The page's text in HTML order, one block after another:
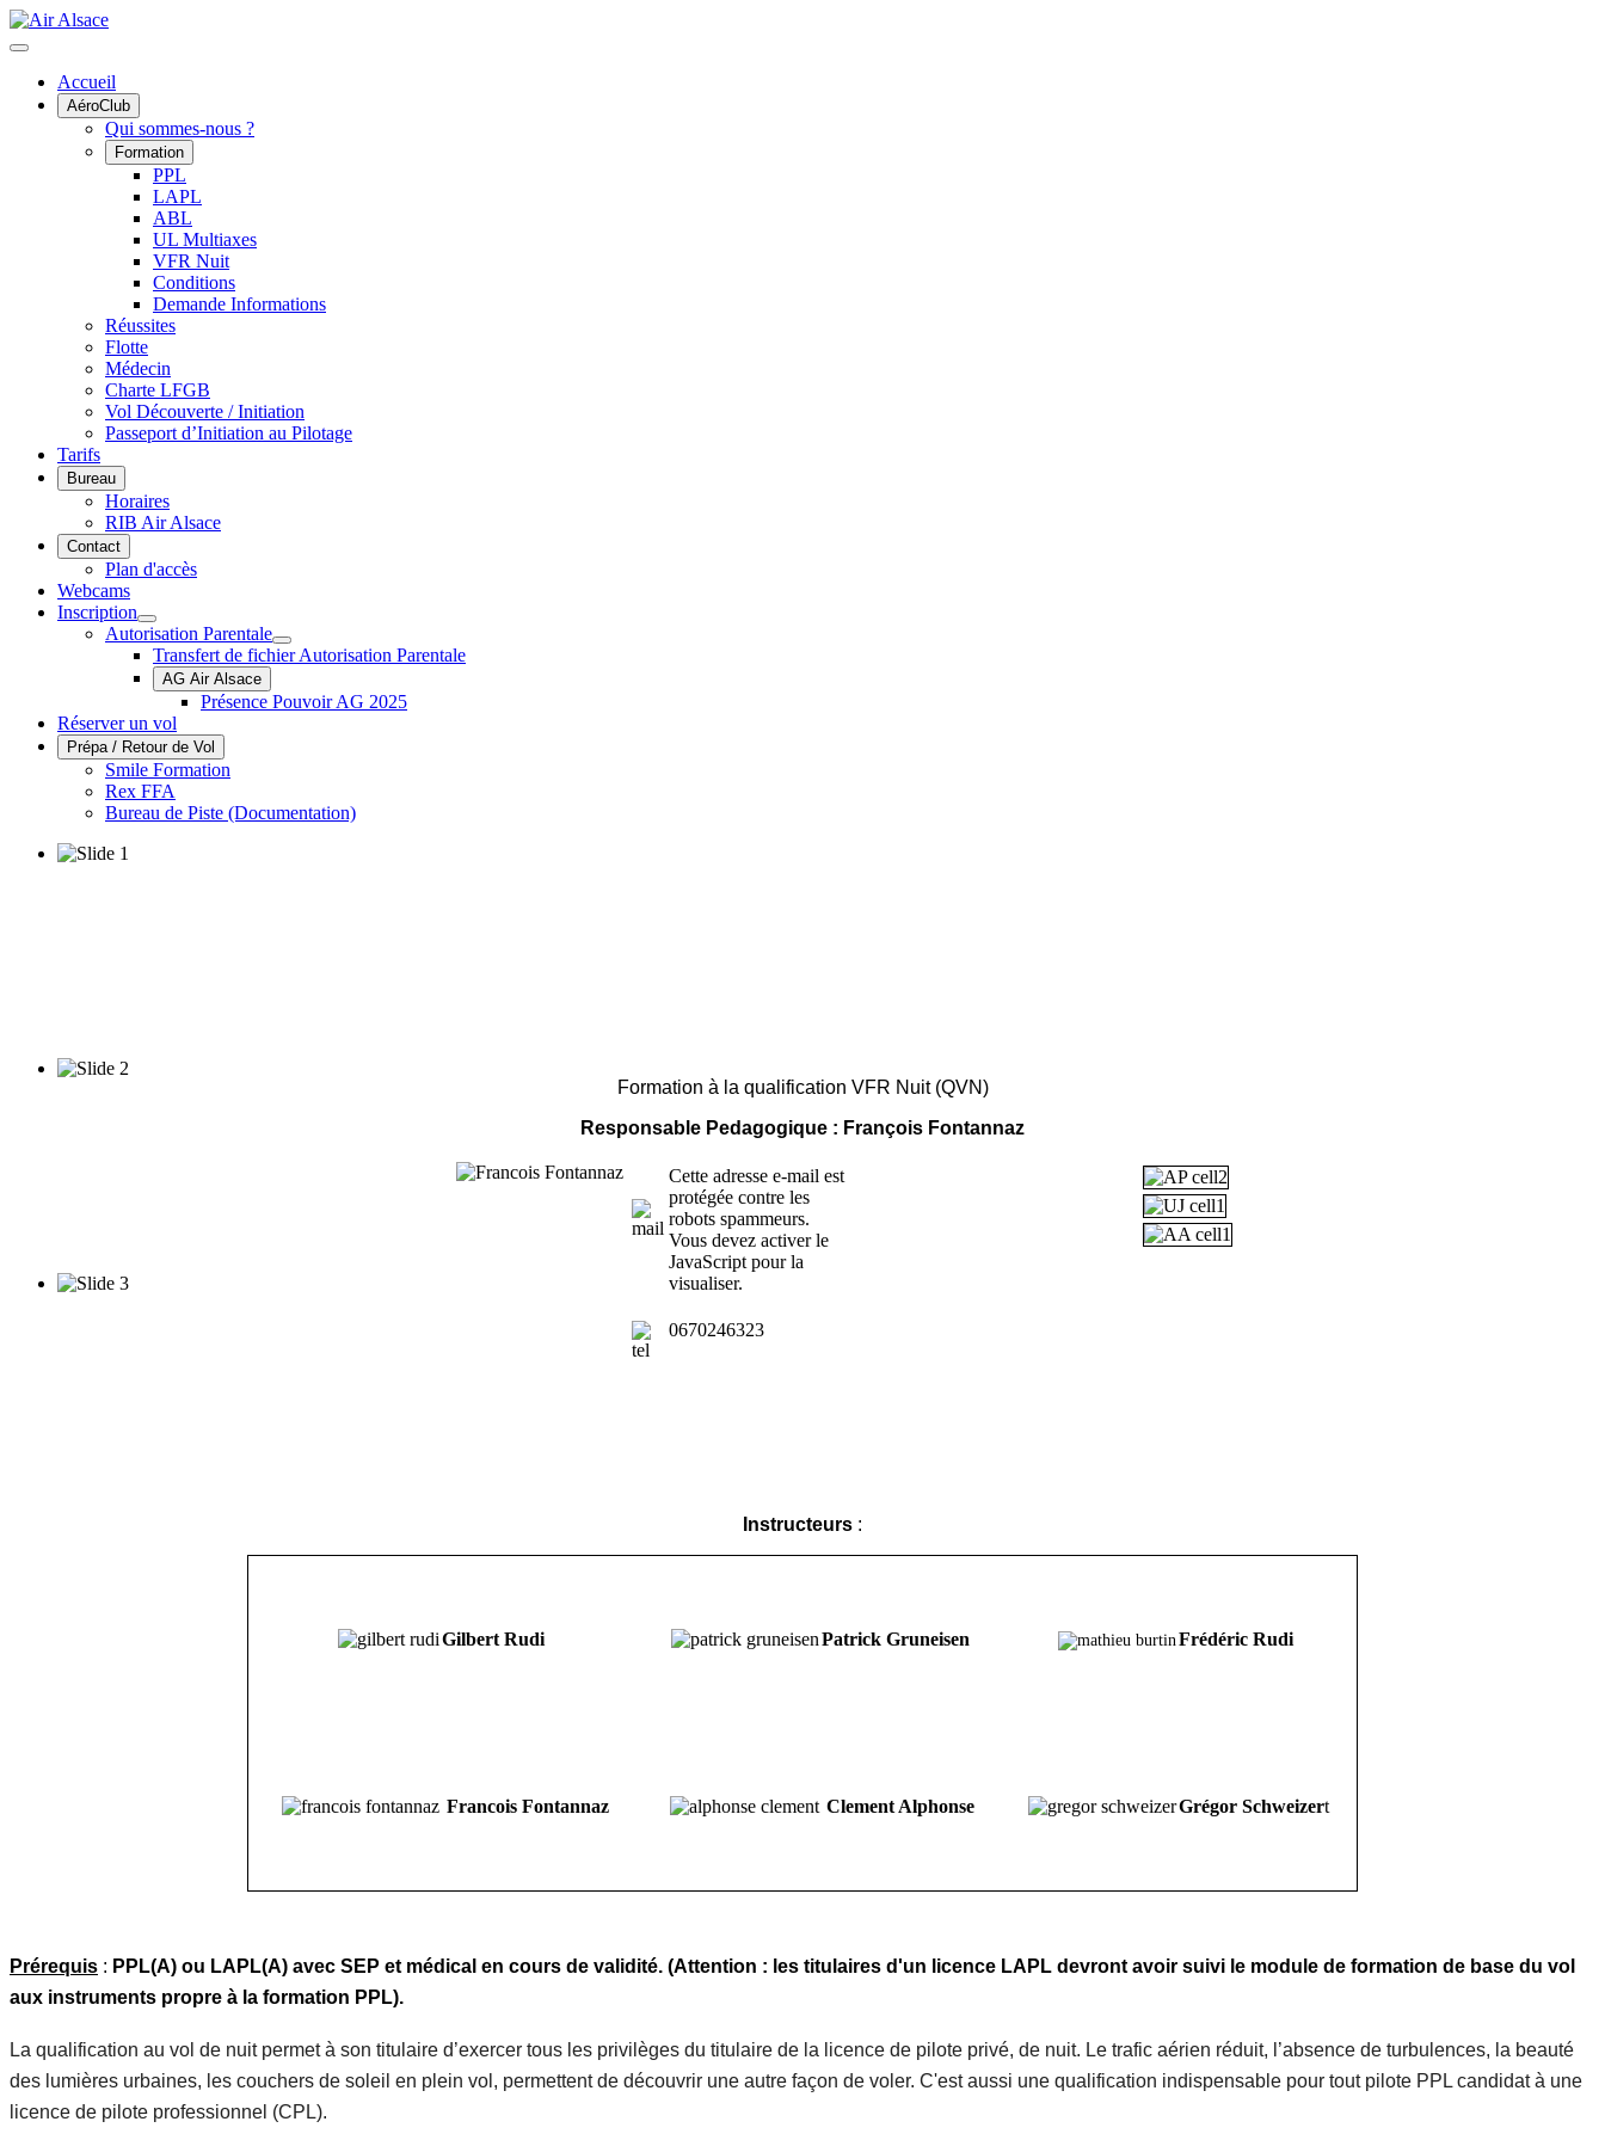
Accueil
AéroClub
Qui sommes-nous ?
Formation
PPL
LAPL
ABL
UL Multiaxes
VFR Nuit
Conditions
Demande Informations
Réussites
Flotte
Médecin
Charte LFGB
Vol Découverte / Initiation
Passeport d’Initiation au Pilotage
Tarifs
Bureau
Horaires
RIB Air Alsace
Contact
Plan d'accès
Webcams
Inscription
Autorisation Parentale
Transfert de fichier Autorisation Parentale
AG Air Alsace
Présence Pouvoir AG 2025
Réserver un vol
Prépa / Retour de Vol
Smile Formation
Rex FFA
Bureau de Piste (Documentation)
Formation à la qualification VFR Nuit (QVN)
Responsable Pedagogique : François Fontannaz
Cette adresse e-mail est
protégée contre les
robots spammeurs.
Vous devez activer le
JavaScript pour la
visualiser.
0670246323
Instructeurs :
Gilbert Rudi Patrick Gruneisen Frédéric Rudi
Francois Fontannaz Clement Alphonse Grégor Schweizert
Prérequis : PPL(A) ou LAPL(A) avec SEP et médical en cours de validité. (Attention : les titulaires d'un licence LAPL devront avoir suivi le module de formation de base du vol
aux instruments propre à la formation PPL).
La qualification au vol de nuit permet à son titulaire d’exercer tous les privilèges du titulaire de la licence de pilote privé, de nuit. Le trafic aérien réduit, l’absence de turbulences, la beauté
des lumières urbaines, les couchers de soleil en plein vol, permettent de découvrir une autre façon de voler. C'est aussi une qualification indispensable pour tout pilote PPL candidat à une
licence de pilote professionnel (CPL).